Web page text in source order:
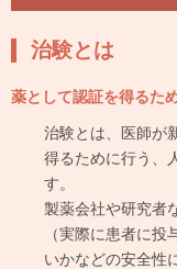
治験とは
薬として認証を得るた
治験とは、医師が
得るために行う、
す。
製薬会社や研究者
（実際に患者に
いかなどの安全性